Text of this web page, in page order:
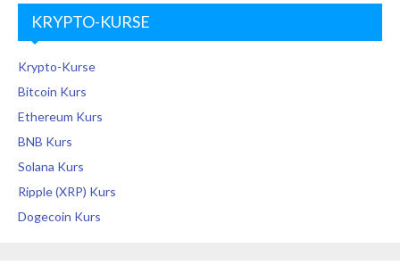
KRYPTO-KURSE
Krypto-Kurse
Bitcoin Kurs
Ethereum Kurs
BNB Kurs
Solana Kurs
Ripple (XRP) Kurs
Dogecoin Kurs